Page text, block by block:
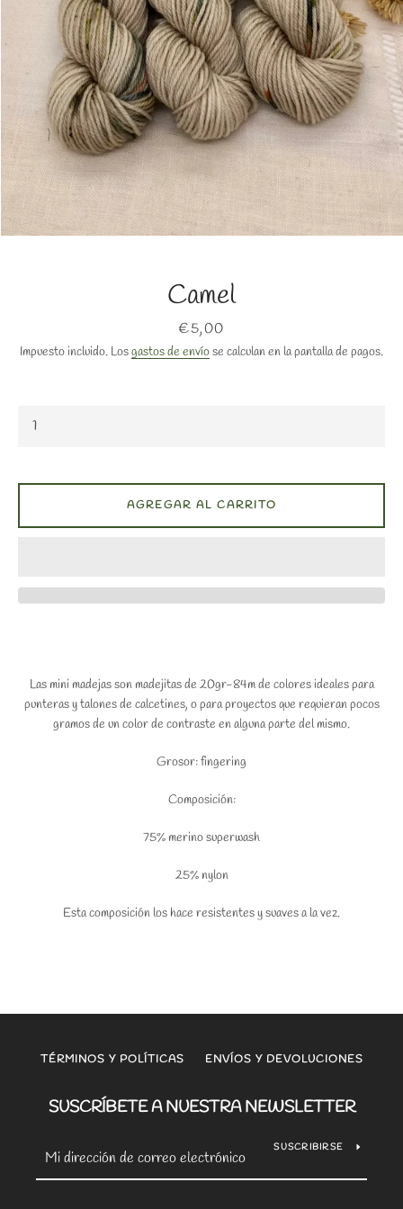
Camel
Precio
€5,00
Impuesto incluido. Losgastos de envíose calculan en la pantalla de pagos.
Las mini madejas son madejitas de 20gr-84m de colores ideales para
punteras y talones de calcetines, o para proyectos que requieran pocos
gramos de un color de contraste en alguna parte del mismo.
Grosor: fingering
Composición:
75% merino superwash
25% nylon
Esta composición los hace resistentes y suaves a la vez.
AGREGAR AL CARRITO
TÉRMINOS Y POLÍTICAS ENVÍOS Y DEVOLUCIONES
SUSCRÍBETE A NUESTRA NEWSLETTER
SUSCRIBIRSE